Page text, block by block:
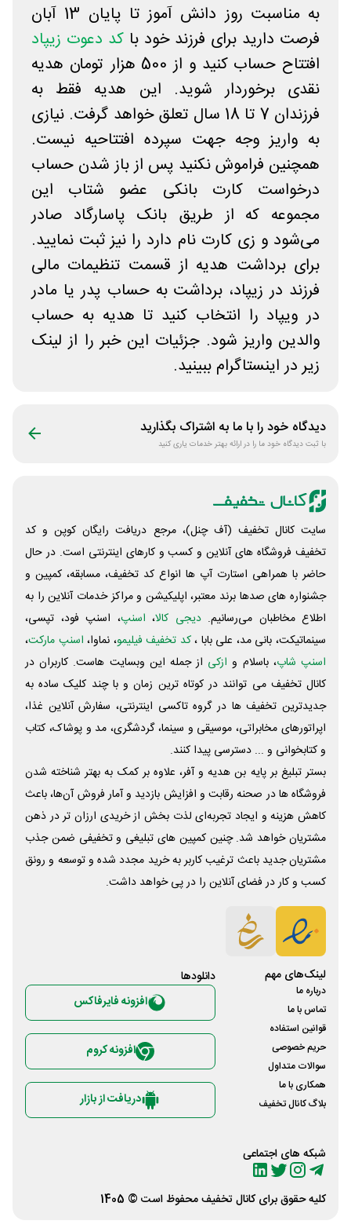
به مناسبت روز دانش آموز تا پایان 13 آبان
فرصت دارید برای فرزند خود با کد دعوت زیپاد
افتتاح حساب کنید و از 500 هزار تومان هدیه
نقدی برخوردار شوید. این هدیه فقط به
فرزندان 7 تا 18 سال تعلق خواهد گرفت. نیازی
به واریز وجه جهت سپرده افتتاحیه نیست.
همچنین فراموش نکنید پس از باز شدن حساب
درخواست کارت بانکی عضو شتاب این
مجموعه که از طریق بانک پاسارگاد صادر
می‌شود و زی کارت نام دارد را نیز ثبت نمایید.
برای برداشت هدیه از قسمت تنظیمات مالی
فرزند در زیپاد، برداشت به حساب پدر یا مادر
در ویپاد را انتخاب کنید تا هدیه به حساب
والدین واریز شود. جزئیات این خبر را از لینک
زیر در اینستاگرام ببینید.
دیدگاه خود را با ما به اشتراک بگذارید
با ثبت دیدگاه خود ما را در ارائه بهتر خدمات یاری کنید
سایت کانال تخفیف (آف چنل)، مرجع دریافت رایگان کوپن و کد
تخفیف فروشگاه های آنلاین و کسب و‌ کارهای اینترنتی است. در حال
حاضر با همراهی استارت آپ ها انواع کد تخفیف، مسابقه، کمپین و
جشنواره های صدها برند معتبر، اپلیکیشن و مراکز خدمات آنلاین را به
اطلاع مخاطبان می‌رسانیم. دیجی کالا، اسنپ، اسنپ فود، تپسی،
سینماتیکت، بانی مد، علی‌ بابا ،کد تخفیف فیلیمو، نماوا، اسنپ مارکت،
اسنپ شاپ، باسلام و ازکی از جمله این وبسایت ‌هاست. کاربران در
کانال تخفیف می توانند در کوتاه ترین زمان و با چند کلیک ساده به
جدیدترین تخفیف ها در گروه تاکسی اینترنتی، سفارش آنلاین غذا،
اپراتورهای مخابراتی، موسیقی و سینما، گردشگری، مد و پوشاک، کتاب
و کتابخوانی و ... دسترسی پیدا کنند.
بستر تبلیغ بر پایه بن هدیه و آفر، علاوه بر کمک به بهتر شناخته شدن
فروشگاه ها در صحنه رقابت و افزایش بازدید و آمار فروش آن‌ها، باعث
کاهش هزینه و ایجاد تجربه‌ای لذت بخش از خریدی ارزان تر در ذهن
مشتریان خواهد شد. چنین کمپین های تبلیغی و تخفیفی ضمن جذب
مشتریان جدید باعث ترغیب کاربر به خرید مجدد شده و توسعه و رونق
کسب و کار در فضای آنلاین را در پی خواهد داشت.
لینک‌های مهم
درباره ما
تماس با ما
قوانین استفاده
حریم خصوصی
سوالات متداول
همکاری با ما
بلاگ کانال تخفیف
شبکه های اجتماعی
دانلود‌ها
افزونه فایرفاکس
افزونه کروم
دریافت از بازار
کلیه حقوق برای کانال تخفیفمحفوظ است © 1405